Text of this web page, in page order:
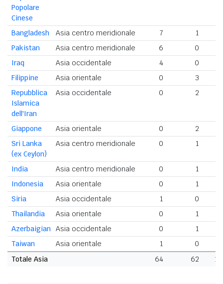
Popolare
Cinese
Bangladesh Asia centro meridionale 7 1
Pakistan
Asia centro meridionale 6 0
Iraq
Asia occidentale 4 0
Filippine
Asia orientale 0 3
Repubblica
Islamica
dell'Iran
Asia occidentale 0 2
Giappone Asia orientale 0 2
Sri Lanka
(ex Ceylon)
Asia centro meridionale 0 1
India Asia centro meridionale 0
1
Indonesia
Asia orientale 0
1
Siria
Asia occidentale 1
0
Thailandia
Asia orientale 0
1
Azerbaigian Asia occidentale 0
1
Taiwan
Asia orientale 1
0
Totale Asia
64 62